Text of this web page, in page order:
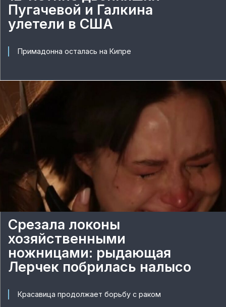
Пугачевой и Галкина
улетели в США
Примадонна осталась на Кипре
Срезала локоны
хозяйственными
ножницами: рыдающая
Лерчек побрилась налысо
Красавица продолжает борьбу с раком